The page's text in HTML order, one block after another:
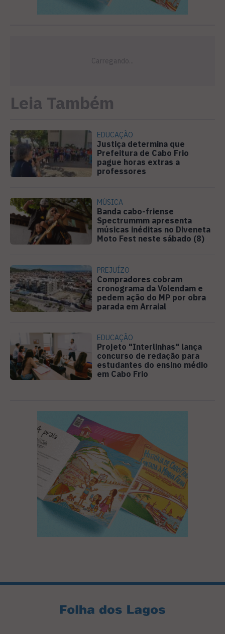
Leia Também
EDUCAÇÃO
Justiça determina que
Prefeitura de Cabo Frio
pague horas extras a
professores
MÚSICA
Banda cabo-friense
Spectrummm apresenta
músicas inéditas no Diveneta
Moto Fest neste sábado (8)
PREJUÍZO
Compradores cobram
cronograma da Volendam e
pedem ação do MP por obra
parada em Arraial
EDUCAÇÃO
Projeto "Interlinhas" lança
concurso de redação para
estudantes do ensino médio
em Cabo Frio